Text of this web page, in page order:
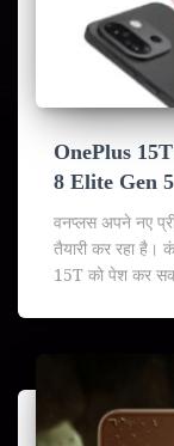
OnePlus
8 Elite Gen 5
वनप्लस अपने नए
तैयारी कर रहा है।
15T को पेश कर